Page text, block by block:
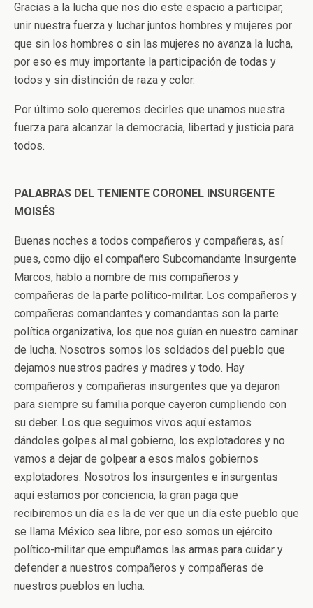
Gracias a la lucha que nos dio este espacio a participar,
unir nuestra fuerza y luchar juntos hombres y mujeres por
que sin los hombres o sin las mujeres no avanza la lucha,
por eso es muy importante la participación de todas y
todos y sin distinción de raza y color.
Por último solo queremos decirles que unamos nuestra
fuerza para alcanzar la democracia, libertad y justicia para
todos.
PALABRAS DEL TENIENTE CORONEL INSURGENTE
MOISÉS
Buenas noches a todos compañeros y compañeras, así
pues, como dijo el compañero Subcomandante Insurgente
Marcos, hablo a nombre de mis compañeros y
compañeras de la parte político-militar. Los compañeros y
compañeras comandantes y comandantas son la parte
política organizativa, los que nos guían en nuestro caminar
de lucha. Nosotros somos los soldados del pueblo que
dejamos nuestros padres y madres y todo. Hay
compañeros y compañeras insurgentes que ya dejaron
para siempre su familia porque cayeron cumpliendo con
su deber. Los que seguimos vivos aquí estamos
dándoles golpes al mal gobierno, los explotadores y no
vamos a dejar de golpear a esos malos gobiernos
explotadores. Nosotros los insurgentes e insurgentas
aquí estamos por conciencia, la gran paga que
recibiremos un día es la de ver que un día este pueblo que
se llama México sea libre, por eso somos un ejército
político-militar que empuñamos las armas para cuidar y
defender a nuestros compañeros y compañeras de
nuestros pueblos en lucha.